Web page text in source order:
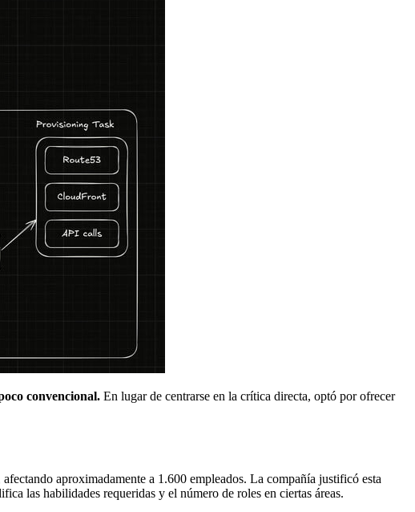
convencional. En lugar de centrarse en la crítica directa, optó por ofrecer
aproximadamente a 1.600 empleados. La compañía justificó esta
las habilidades requeridas y el número de roles en ciertas áreas.